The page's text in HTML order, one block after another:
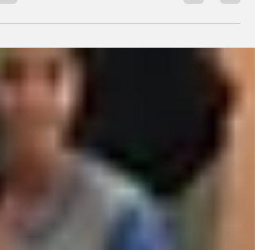
اليوم الثلاثاء، الموافق ٢٨ تموز ٢٠٢٦، قام وفد من
كوردستان، مكتب السكرتارية بالاشتراك مع فرع دهوك،
استُقبل الوفد بحفاوة من قبل السيد صالح حيدر، مسؤول
وأعضاء الهيئة الإدارية للفرع. وتبادل الطرفان النقاش حول
المواضيع المشتركة، وأكدا على تطوير التعاون
مقر لنقابة المعلمين ضمن حدود قضاء الشيخان، وأبدى
دعمهم لهذه